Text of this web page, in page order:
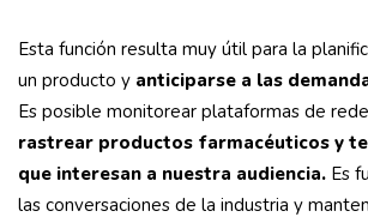
Esta función resulta muy útil para la
un producto y anticiparse a las
Es posible monitorear plataformas de
rastrear productos farmacéuticos y
que interesan a nuestra audiencia. Es
las conversaciones de la industria y